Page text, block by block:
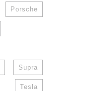
Porsche
Supra
Tesla